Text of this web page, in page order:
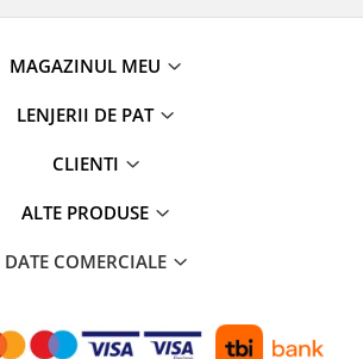
MAGAZINUL MEU
LENJERII DE PAT
CLIENTI
ALTE PRODUSE
DATE COMERCIALE